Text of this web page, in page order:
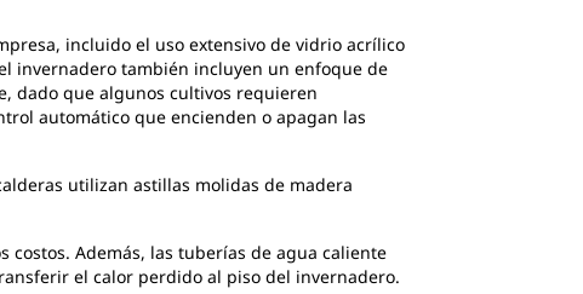
incluido el uso extensivo de vidrio acrílico
invernadero también incluyen un enfoque de
dado que algunos cultivos requieren
automático que encienden o apagan las
utilizan astillas molidas de madera
costos. Además, las tuberías de agua caliente
el calor perdido al piso del invernadero.